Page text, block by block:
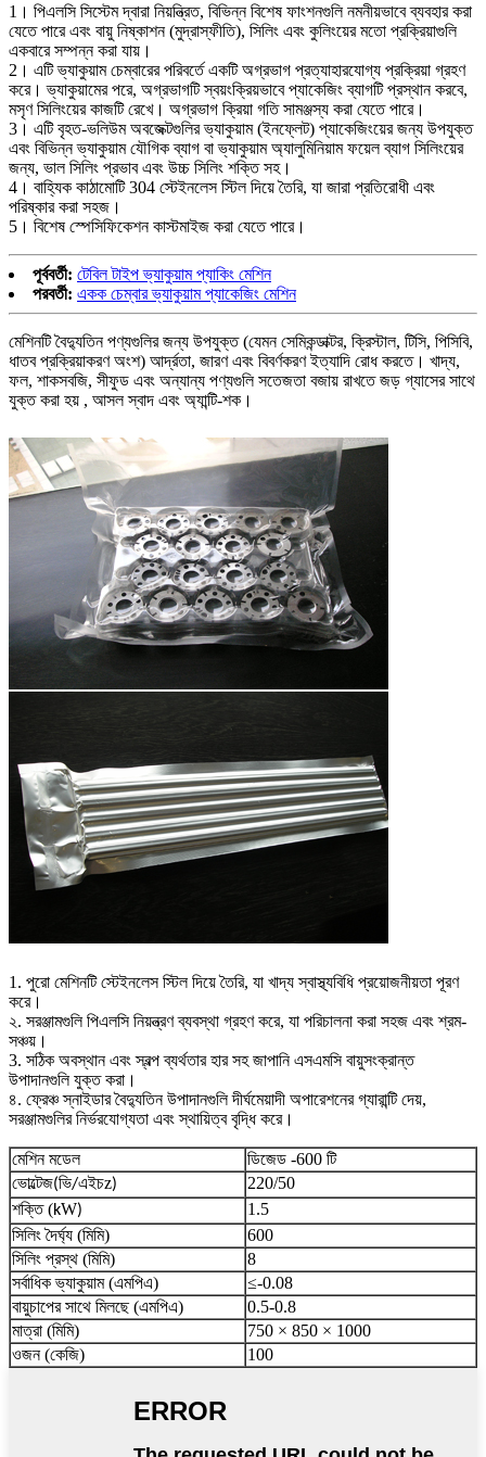
1। পিএলসি সিস্টেম দ্বারা নিয়ন্ত্রিত, বিভিন্ন বিশেষ ফাংশনগুলি নমনীয়ভাবে ব্যবহার করা
যেতে পারে এবং বায়ু নিষ্কাশন (মুদ্রাস্ফীতি), সিলিং এবং কুলিংয়ের মতো প্রক্রিয়াগুলি
একবারে সম্পন্ন করা যায়।
2। এটি ভ্যাকুয়াম চেম্বারের পরিবর্তে একটি অগ্রভাগ প্রত্যাহারযোগ্য প্রক্রিয়া গ্রহণ
করে। ভ্যাকুয়ামের পরে, অগ্রভাগটি স্বয়ংক্রিয়ভাবে প্যাকেজিং ব্যাগটি প্রস্থান করবে,
মসৃণ সিলিংয়ের কাজটি রেখে। অগ্রভাগ ক্রিয়া গতি সামঞ্জস্য করা যেতে পারে।
3। এটি বৃহত-ভলিউম অবজেক্টগুলির ভ্যাকুয়াম (ইনফ্লেট) প্যাকেজিংয়ের জন্য উপযুক্ত
এবং বিভিন্ন ভ্যাকুয়াম যৌগিক ব্যাগ বা ভ্যাকুয়াম অ্যালুমিনিয়াম ফয়েল ব্যাগ সিলিংয়ের
জন্য, ভাল সিলিং প্রভাব এবং উচ্চ সিলিং শক্তি সহ।
4। বাহ্যিক কাঠামোটি 304 স্টেইনলেস স্টিল দিয়ে তৈরি, যা জারা প্রতিরোধী এবং
পরিষ্কার করা সহজ।
5। বিশেষ স্পেসিফিকেশন কাস্টমাইজ করা যেতে পারে।
পূর্ববর্তী: টেবিল টাইপ ভ্যাকুয়াম প্যাকিং মেশিন
পরবর্তী: একক চেম্বার ভ্যাকুয়াম প্যাকেজিং মেশিন
মেশিনটি বৈদ্যুতিন পণ্যগুলির জন্য উপযুক্ত (যেমন সেমিকন্ডাক্টর, ক্রিস্টাল, টিসি, পিসিবি,
ধাতব প্রক্রিয়াকরণ অংশ) আর্দ্রতা, জারণ এবং বিবর্ণকরণ ইত্যাদি রোধ করতে। খাদ্য,
ফল, শাকসবজি, সীফুড এবং অন্যান্য পণ্যগুলি সতেজতা বজায় রাখতে জড় গ্যাসের সাথে
যুক্ত করা হয় , আসল স্বাদ এবং অ্যান্টি-শক।
1. পুরো মেশিনটি স্টেইনলেস স্টিল দিয়ে তৈরি, যা খাদ্য স্বাস্থ্যবিধি প্রয়োজনীয়তা পূরণ
করে।
২. সরঞ্জামগুলি পিএলসি নিয়ন্ত্রণ ব্যবস্থা গ্রহণ করে, যা পরিচালনা করা সহজ এবং শ্রম-
সঞ্চয়।
3. সঠিক অবস্থান এবং স্বল্প ব্যর্থতার হার সহ জাপানি এসএমসি বায়ুসংক্রান্ত
উপাদানগুলি যুক্ত করা।
৪. ফ্রেঞ্চ স্নাইডার বৈদ্যুতিন উপাদানগুলি দীর্ঘমেয়াদী অপারেশনের গ্যারান্টি দেয়,
সরঞ্জামগুলির নির্ভরযোগ্যতা এবং স্থায়িত্ব বৃদ্ধি করে।
মেশিন মডেল
ডিজেড -600 টি
ভোল্টেজ(ভি/এইচz)
220/50
শক্তি (kW)
1.5
সিলিং দৈর্ঘ্য (মিমি)
600
সিলিং প্রস্থ (মিমি)
8
সর্বাধিক ভ্যাকুয়াম (এমপিএ)
≤-0.08
বায়ুচাপের সাথে মিলছে (এমপিএ)
0.5-0.8
মাত্রা (মিমি)
750 × 850 × 1000
ওজন (কেজি)
100